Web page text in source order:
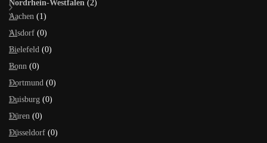
Nordrhein-Westfalen (2)
Aachen (1)
Alsdorf (0)
Bielefeld (0)
Bonn (0)
Dortmund (0)
Duisburg (0)
Düren (0)
Düsseldorf (0)